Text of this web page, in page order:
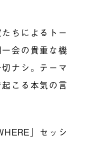
ちによるトー
会の貴重な機
ナシ。テーマ
こる本気の言
」セッシ